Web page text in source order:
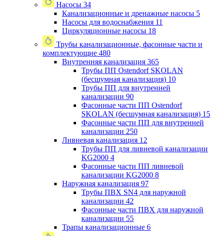
Насосы 34
Канализационные и дренажные насосы 5
Насосы для водоснабжения 11
Циркуляционные насосы 18
Трубы канализационные, фасонные части и
комплектующие 480
Внутренняя канализация 365
Трубы ПП Ostendorf SKOLAN
(бесшумная канализация) 10
Трубы ПП для внутренней
канализации 90
Фасонные части ПП Ostendorf
SKOLAN (бесшумная канализация) 15
Фасонные части ПП для внутренней
канализации 250
Ливневая канализация 12
Трубы ПП для ливневой канализации
KG2000 4
Фасонные части ПП ливневой
канализации KG2000 8
Наружная канализация 97
Трубы ПВХ SN4 для наружной
канализации 42
Фасонные части ПВХ для наружной
канализации 55
Трапы канализационные 6